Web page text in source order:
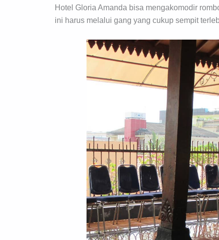
Hotel Gloria Amanda bisa mengakomodir
ini harus melalui gang yang cukup sempit